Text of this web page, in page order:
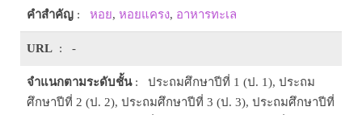
คำสำคัญ : หอย, หอยแครง, อาหารทะเล
URL : -
จำแนกตามระดับชั้น: ประถมศึกษาปีที่ 1 (ป. 1), ประถม
ศึกษาปีที่ 2 (ป. 2), ประถมศึกษาปีที่ 3 (ป. 3), ประถมศึกษาปีที่